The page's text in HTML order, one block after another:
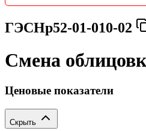
ГЭСНр52-01-010-02
Смена
Ценовые показатели
Скрыть